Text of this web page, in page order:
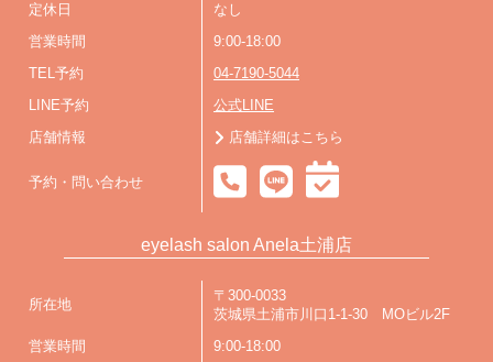
定休日 なし
営業時間 9:00-18:00
TEL予約 04-7190-5044
LINE予約 公式LINE
店舗情報 店舗詳細はこちら
予約・問い合わせ
eyelash salon Anela土浦店
所在地
〒300-0033
茨城県土浦市川口1-1-30 MOビル2F
営業時間 9:00-18:00